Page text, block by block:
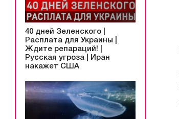
40 дней Зеленского |
Расплата для Украины |
Ждите репараций! |
Русская угроза | Иран
накажет США